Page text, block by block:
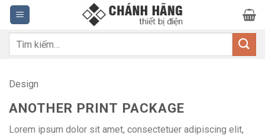
Bỏ
qua
nội
dung
Tìm
Design
ANOTHER PRINT PACKAGE
Lorem ipsum dolor sit amet, consectetuer adipiscing elit,